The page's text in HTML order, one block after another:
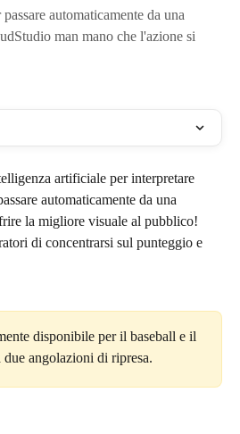
automaticamente da una
man mano che l'azione si
artificiale per interpretare
automaticamente da una
la migliore visuale al pubblico!
di concentrarsi sul punteggio e
disponibile per il baseball e il
due angolazioni di ripresa.